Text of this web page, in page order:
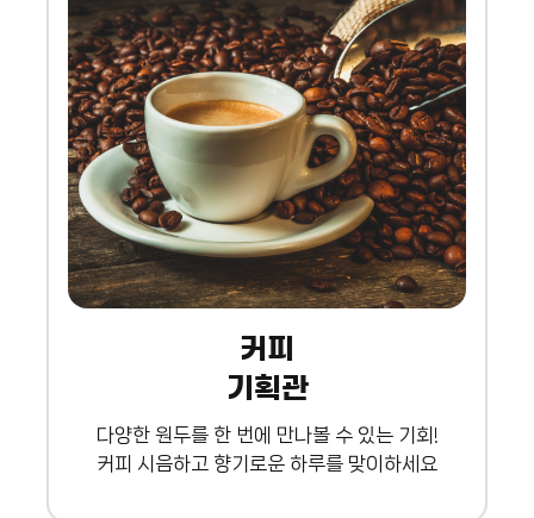
커피
기획관
다양한 원두를 한 번에 만나볼 수 있는 기회!
커피 시음하고 향기로운 하루를 맞이하세요